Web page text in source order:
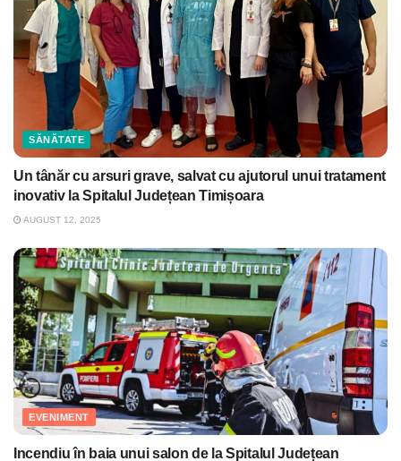
SĂNĂTATE
Un tânăr cu arsuri grave, salvat cu ajutorul unui tratament
inovativ la Spitalul Județean Timișoara
AUGUST 12, 2025
EVENIMENT
Incendiu în baia unui salon de la Spitalul Județean